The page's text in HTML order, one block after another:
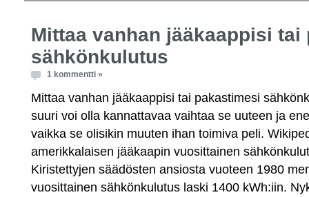
Mittaa vanhan jääkaappisi tai
sähkönkulutus
1 kommentti »
Mittaa vanhan jääkaappisi tai pakastimesi
suuri voi olla kannattavaa vaihtaa se uuteen ja
vaikka se olisikin muuten ihan toimiva peli.
amerikkalaisen jääkaapin vuosittainen
Kiristettyjen säädösten ansiosta vuoteen 1980
vuosittainen sähkönkulutus laski 1400 kWh:iin.